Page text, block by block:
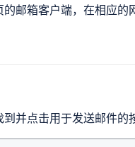
邮箱客户端，在相应的
并点击用于发送邮件的